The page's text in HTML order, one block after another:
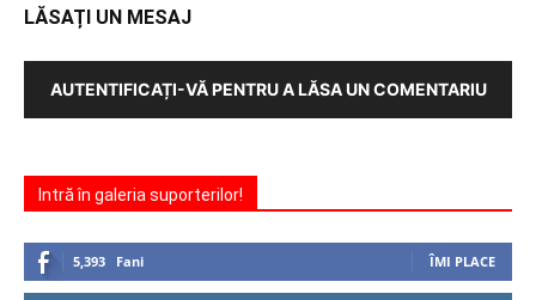
LĂSAȚI UN MESAJ
AUTENTIFICAȚI-VĂ PENTRU A LĂSA UN COMENTARIU
Intră în galeria suporterilor!
5,393 Fani ÎMI PLACE